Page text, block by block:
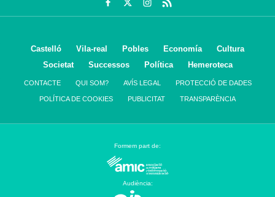
Castelló Vila-real Pobles Economía
Cultura
Societat
Successos Política Hemeroteca
CONTACTE QUI SOM? AVÍS LEGAL PROTECCIÓ DE DADES
POLÍTICA DE COOKIES PUBLICITAT TRANSPARÈNCIA
Formem part de:
Audiència: